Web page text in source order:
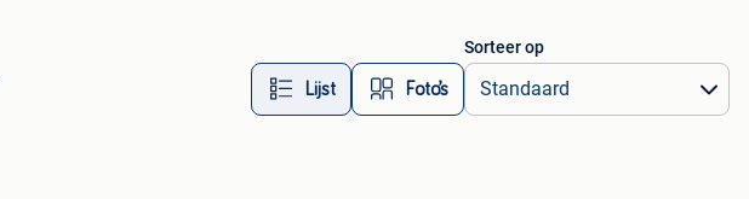
Lijst Foto’s
Sorteer op